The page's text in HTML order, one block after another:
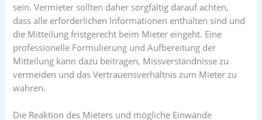
sein. Vermieter sollten daher sorgfältig darauf achten,
dass alle erforderlichen Informationen enthalten sind und
die Mitteilung fristgerecht beim Mieter eingeht. Eine
professionelle Formulierung und Aufbereitung der
Mitteilung kann dazu beitragen, Missverständnisse zu
vermeiden und das Vertrauensverhältnis zum Mieter zu
wahren.
Die Reaktion des Mieters und mögliche Einwände